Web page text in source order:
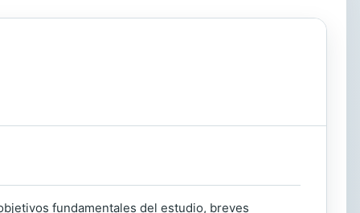
fundamentales del estudio, breves